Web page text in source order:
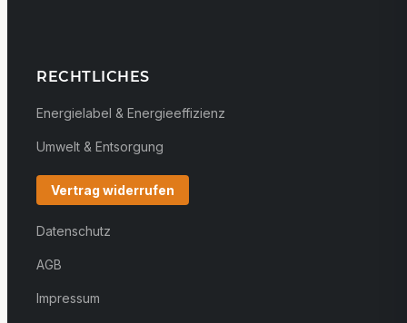
RECHTLICHES
Energielabel & Energieeffizienz
Umwelt & Entsorgung
Vertrag widerrufen
Datenschutz
AGB
Impressum